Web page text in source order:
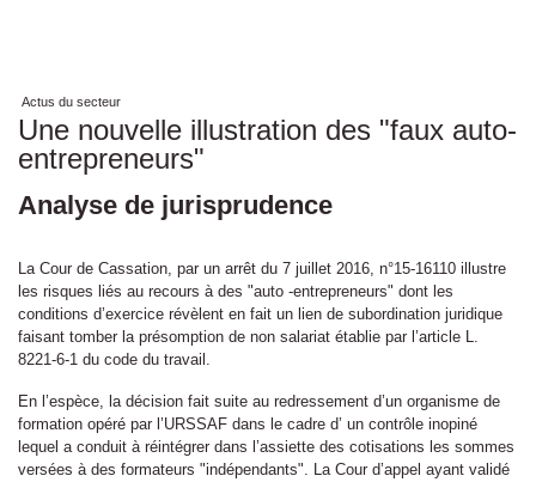
Actus du secteur
Une nouvelle illustration des "faux auto-
entrepreneurs"
Analyse de jurisprudence
La Cour de Cassation, par un arrêt du 7 juillet 2016, n°15-16110 illustre
les risques liés au recours à des "auto -entrepreneurs" dont les
conditions d’exercice révèlent en fait un lien de subordination juridique
faisant tomber la présomption de non salariat établie par l’article L.
8221-6-1 du code du travail.
En l’espèce, la décision fait suite au redressement d’un organisme de
formation opéré par l’URSSAF dans le cadre d’ un contrôle inopiné
lequel a conduit à réintégrer dans l’assiette des cotisations les sommes
versées à des formateurs "indépendants". La Cour d’appel ayant validé